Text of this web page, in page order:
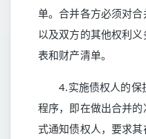
单。合并各方必须对
以及双方的其他权利
表和财产清单。
4.实施债权人的保
程序，即在做出合并
式通知债权人，要求